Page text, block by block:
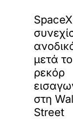
μετά το
ρεκόρ
στη
Street